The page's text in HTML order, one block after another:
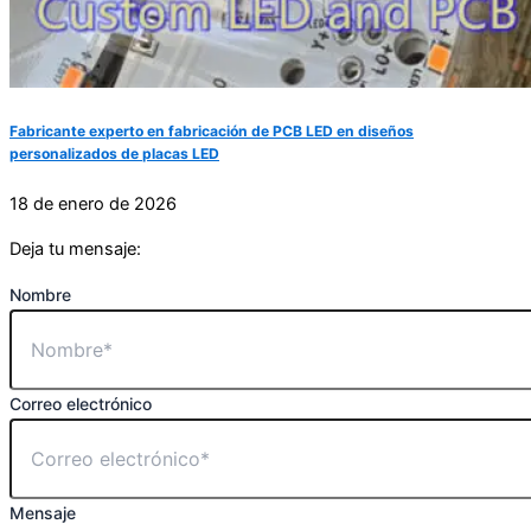
Fabricante experto en fabricación de PCB LED en diseños
personalizados de placas LED
18 de enero de 2026
Deja tu mensaje:
Nombre
Correo electrónico
Mensaje